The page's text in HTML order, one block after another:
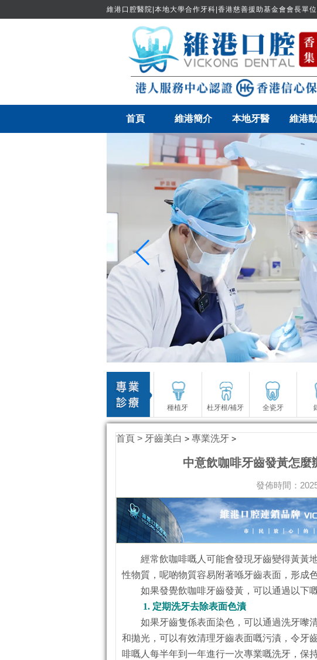
維港口腔醫院|本地大學合作牙科|香港慈善援助基金會會長單
首頁 維港簡介 本地牙醫 維港
種植牙 杜牙根/補牙 全瓷牙
首頁 > 牙齒美白 > 專業洗牙 >
中意飲咖啡牙齒發黃怎麼
發佈時間：
經常飲咖啡嘅人可能會發現牙齒變得黃黃
性物質，呢啲物質容易附著喺牙齒表面，形成
如果發覺飲咖啡牙齒發黃，可以通過以下
1. 定期洗牙去除表面色漬
如果牙齒隻係表面染色，可以通過洗牙嚟
和拋光，可以有效清理牙齒表面嘅污漬，令牙
啡嘅人每半年到一年進行一次專業嘅洗牙，保